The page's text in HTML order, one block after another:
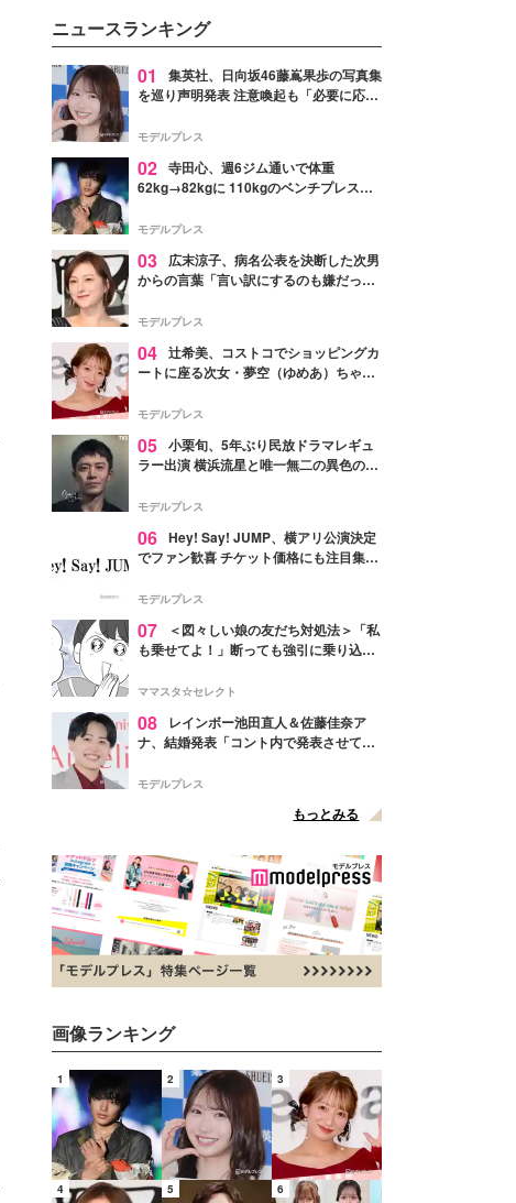
デルの宮城舞と島村雄大の特別対
談をお届け！それぞれの視点か
ら、今作ならではの魅力や予想外
の感動をもたらす奥深いストーリ
た。
ニュースランキング
01
集英社、日向坂46藤嶌果歩の写真集
を巡り声明発表 注意喚起も「必要に応じ
モデルプレス
02 寺田心、週6ジム通いで体重
62kg→82kgに 110kgのベンチプレス持
「かっこいい」と反響
モデルプレス
03
広末涼子、病名公表を決断した次男
からの言葉「言い訳にするのも嫌だっ
モデルプレス
04 辻希美、コストコでショッピングカ
ートに座る次女・夢空（ゆめあ）ちゃん
ぎ」「成長を感じる」の声
モデルプレス
05 小栗旬、5年ぶり民放ドラマレギュ
ラー出演 横浜流星と唯一無二の異色のバ
モデルプレス
06 Hey! Say! JUMP、横アリ公演決定
でファン歓喜 チケット価格にも注目集ま
モデルプレス
07
＜図々しい娘の友だち対処法＞「私
も乗せてよ！」断っても強引に乗り込ん
ママスタ☆セレクト
08
レインボー池田直人＆佐藤佳奈ア
ナ、結婚発表「コント内で発表させてい
点変更のため
モデルプレス
もっとみる
画像ランキング
1 2 3
4 5 6